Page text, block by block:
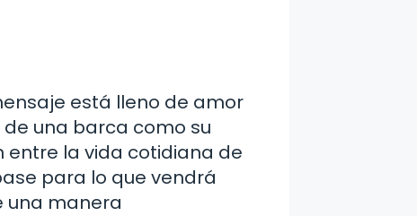
está lleno de amor
de una barca como su
entre la vida cotidiana de
para lo que vendrá
una manera